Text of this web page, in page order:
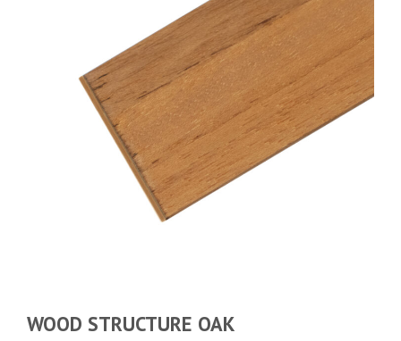
WOOD STRUCTURE OAK